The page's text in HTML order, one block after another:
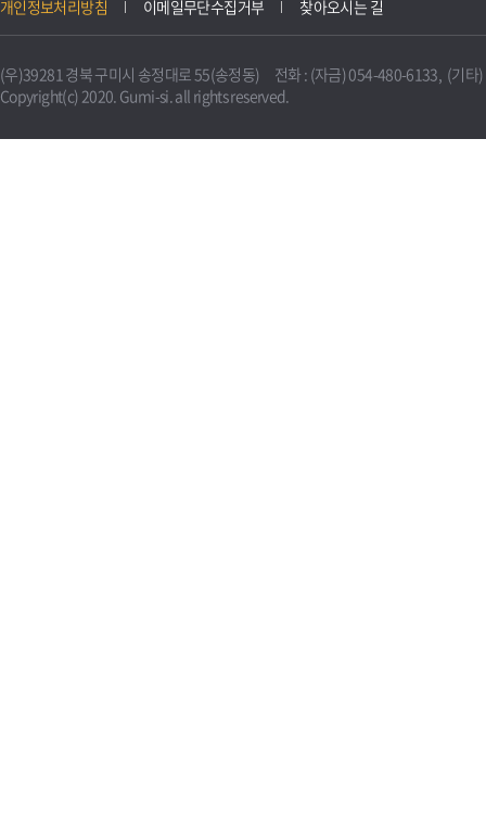
개인정보처리방침 이메일무단수집거부 찾아오시는 길
(우)39281 경북 구미시 송정대로 55(송정동) 전화 : (자금) 054-480-6133, (기타
Copyright(c) 2020. Gumi-si. all rights reserved.